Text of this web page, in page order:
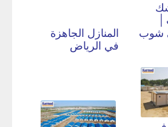
شوب
المنازل الجاهزة
في الرياض